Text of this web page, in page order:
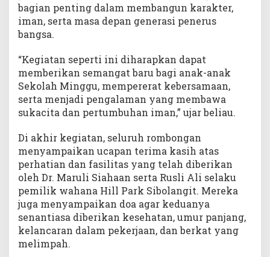
bagian penting dalam membangun karakter,
iman, serta masa depan generasi penerus
bangsa.
“Kegiatan seperti ini diharapkan dapat
memberikan semangat baru bagi anak-anak
Sekolah Minggu, mempererat kebersamaan,
serta menjadi pengalaman yang membawa
sukacita dan pertumbuhan iman,” ujar beliau.
Di akhir kegiatan, seluruh rombongan
menyampaikan ucapan terima kasih atas
perhatian dan fasilitas yang telah diberikan
oleh Dr. Maruli Siahaan serta Rusli Ali selaku
pemilik wahana Hill Park Sibolangit. Mereka
juga menyampaikan doa agar keduanya
senantiasa diberikan kesehatan, umur panjang,
kelancaran dalam pekerjaan, dan berkat yang
melimpah.